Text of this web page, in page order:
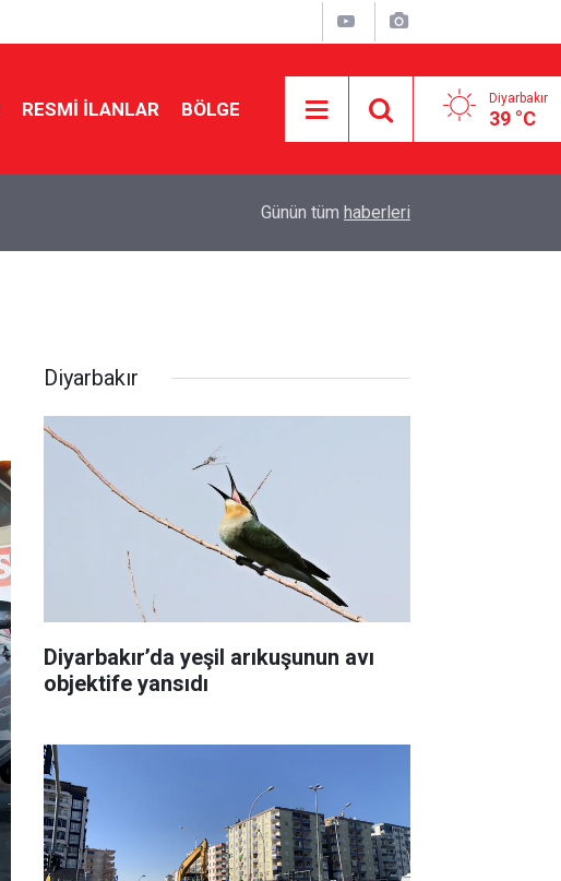
RESMI İLANLAR BÖLGE Diyarbakır
39 °C
Diyarbakır şehir hastanesinin açılışı tarihi belli
Günün tüm haberleri
Diyarbakır
Diyarbakır’da yeşil arıkuşunun avı
objektife yansıdı